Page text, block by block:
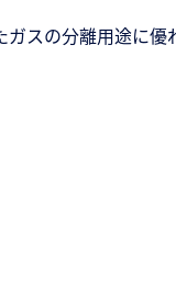
スの分離用途に優